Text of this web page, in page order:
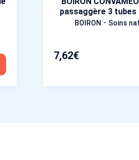
passaggère 3 tubes
BOIRON - Soins
7,62€